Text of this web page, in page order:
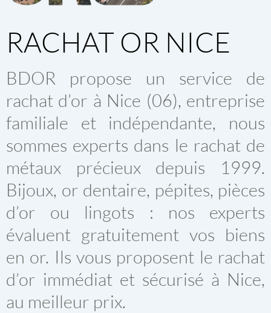
RACHAT OR NICE
BDOR propose un service de
rachat d’or à Nice (06), entreprise
familiale et indépendante, nous
sommes experts dans le rachat de
métaux précieux depuis 1999.
Bijoux, or dentaire, pépites, pièces
d’or ou lingots : nos experts
évaluent gratuitement vos biens
en or. Ils vous proposent le rachat
d’or immédiat et sécurisé à Nice,
au meilleur prix.